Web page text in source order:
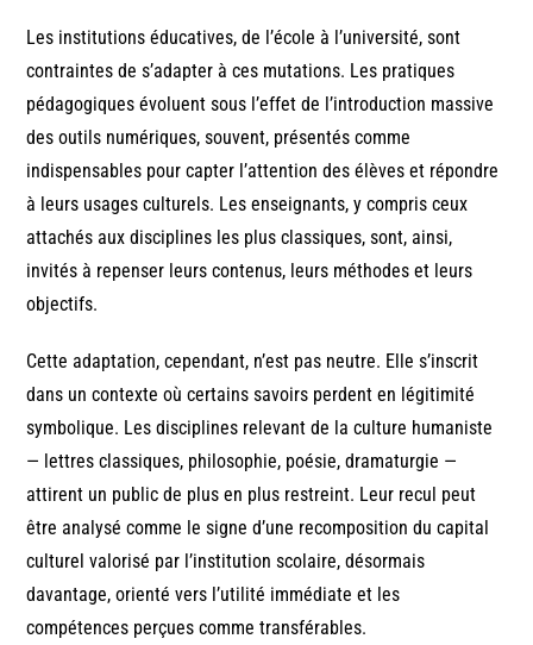
Les institutions éducatives, de l’école à l’université, sont
contraintes de s’adapter à ces mutations. Les pratiques
pédagogiques évoluent sous l’effet de l’introduction massive
des outils numériques, souvent, présentés comme
indispensables pour capter l’attention des élèves et répondre
à leurs usages culturels. Les enseignants, y compris ceux
attachés aux disciplines les plus classiques, sont, ainsi,
invités à repenser leurs contenus, leurs méthodes et leurs
objectifs.
Cette adaptation, cependant, n’est pas neutre. Elle s’inscrit
dans un contexte où certains savoirs perdent en légitimité
symbolique. Les disciplines relevant de la culture humaniste
— lettres classiques, philosophie, poésie, dramaturgie —
attirent un public de plus en plus restreint. Leur recul peut
être analysé comme le signe d’une recomposition du capital
culturel valorisé par l’institution scolaire, désormais
davantage, orienté vers l’utilité immédiate et les
compétences perçues comme transférables.